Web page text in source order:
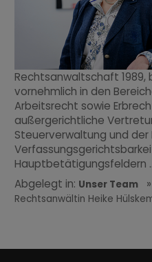
Rechtsanwaltschaft 1989,
vornehmlich in den
Arbeitsrecht sowie
außergerichtliche
Steuerverwaltung und der
Hauptbetätigungsfeldern
Abgelegt in: Unser Team »
Rechtsanwältin Heike